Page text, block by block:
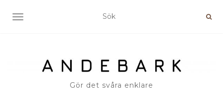
SLÅ PÅ/AV NAVIGERING
Gör det svåra enklare